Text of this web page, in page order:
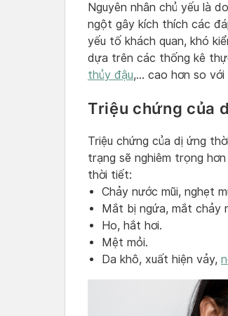
Nguyên nhân chủ yếu là
ngột gây kích thích các
yếu tố khách quan, khó
dựa trên các thống kê
thủy đậu,… cao hơn so
Triệu chứng của
Triệu chứng của dị ứng
trạng sẽ nghiêm trọng
thời tiết:
Chảy nước mũi, nghẹt
Mắt bị ngứa, mắt chảy
Ho, hắt hơi.
Mệt mỏi.
Da khô, xuất hiện vảy,